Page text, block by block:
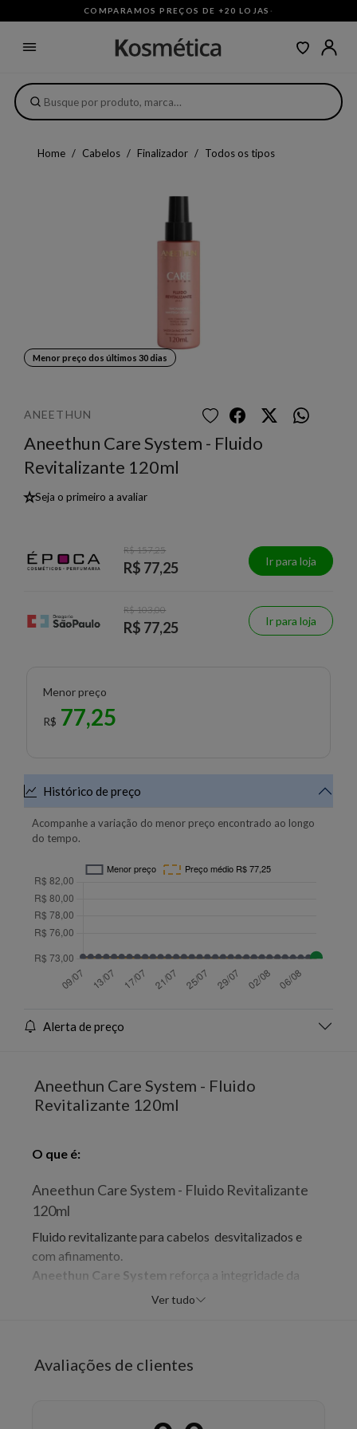
COMPARAMOS PREÇOS DE +20 LOJAS ·
Home Cabelos Finalizador Todos os tipos
Menor preço dos últimos 30 dias
ANEETHUN
Aneethun Care System - Fluido
Revitalizante 120ml
★Seja o primeiro a avaliar
R$ 157,25
R$ 77,25 Ir para loja
R$ 103,00
R$ 77,25 Ir para loja
Menor preço
R$ 77,25
Histórico de preço
Acompanhe a variação do menor preço encontrado ao longo
do tempo.
Alerta de preço
Aneethun Care System - Fluido
Revitalizante 120ml
O que é:
Aneethun Care System - Fluido Revitalizante
120ml
Fluido revitalizante para cabelos desvitalizados e
com afinamento.
Aneethun Care System reforça a integridade da
Como age: O
Fluido Revitalizante
mantém os fios hidratados, nutridos, com muito brilho
Ver tudo
Avaliações de clientes